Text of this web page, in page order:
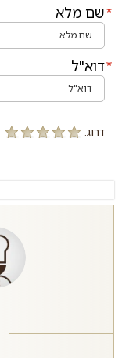
שם מלא
דוא"ל
דרוג: